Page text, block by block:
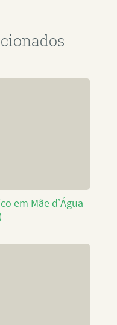
em Mãe d’Água